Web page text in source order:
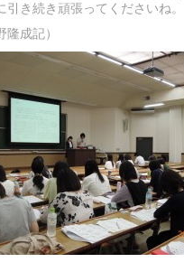
引き続き頑張ってくださいね。
隆成記）